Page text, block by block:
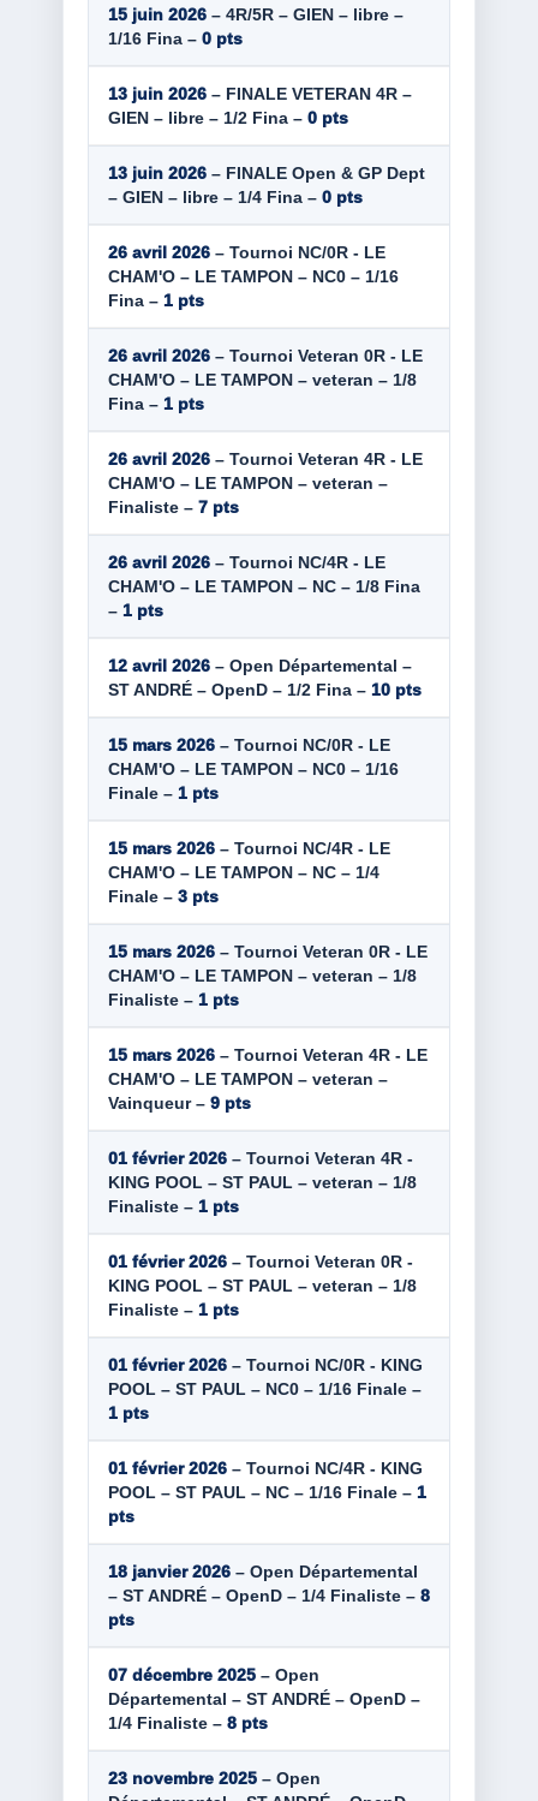
15 juin 2026 – 4R/5R – GIEN – libre –
1/16 Fina – 0 pts
13 juin 2026 – FINALE VETERAN 4R –
GIEN – libre – 1/2 Fina – 0 pts
13 juin 2026 – FINALE Open & GP Dept
– GIEN – libre – 1/4 Fina – 0 pts
26 avril 2026 – Tournoi NC/0R - LE
CHAM'O – LE TAMPON – NC0 – 1/16
Fina – 1 pts
26 avril 2026 – Tournoi Veteran 0R - LE
CHAM'O – LE TAMPON – veteran – 1/8
Fina – 1 pts
26 avril 2026 – Tournoi Veteran 4R - LE
CHAM'O – LE TAMPON – veteran –
Finaliste – 7 pts
26 avril 2026 – Tournoi NC/4R - LE
CHAM'O – LE TAMPON – NC – 1/8 Fina
– 1 pts
12 avril 2026 – Open Départemental –
ST ANDRÉ – OpenD – 1/2 Fina – 10 pts
15 mars 2026 – Tournoi NC/0R - LE
CHAM'O – LE TAMPON – NC0 – 1/16
Finale – 1 pts
15 mars 2026 – Tournoi NC/4R - LE
CHAM'O – LE TAMPON – NC – 1/4
Finale – 3 pts
15 mars 2026 – Tournoi Veteran 0R - LE
CHAM'O – LE TAMPON – veteran – 1/8
Finaliste – 1 pts
15 mars 2026 – Tournoi Veteran 4R - LE
CHAM'O – LE TAMPON – veteran –
Vainqueur – 9 pts
01 février 2026 – Tournoi Veteran 4R -
KING POOL – ST PAUL – veteran – 1/8
Finaliste – 1 pts
01 février 2026 – Tournoi Veteran 0R -
KING POOL – ST PAUL – veteran – 1/8
Finaliste – 1 pts
01 février 2026 – Tournoi NC/0R - KING
POOL – ST PAUL – NC0 – 1/16 Finale –
1 pts
01 février 2026 – Tournoi NC/4R - KING
POOL – ST PAUL – NC – 1/16 Finale – 1
pts
18 janvier 2026 – Open Départemental
– ST ANDRÉ – OpenD – 1/4 Finaliste – 8
pts
07 décembre 2025 – Open
Départemental – ST ANDRÉ – OpenD –
1/4 Finaliste – 8 pts
23 novembre 2025 – Open